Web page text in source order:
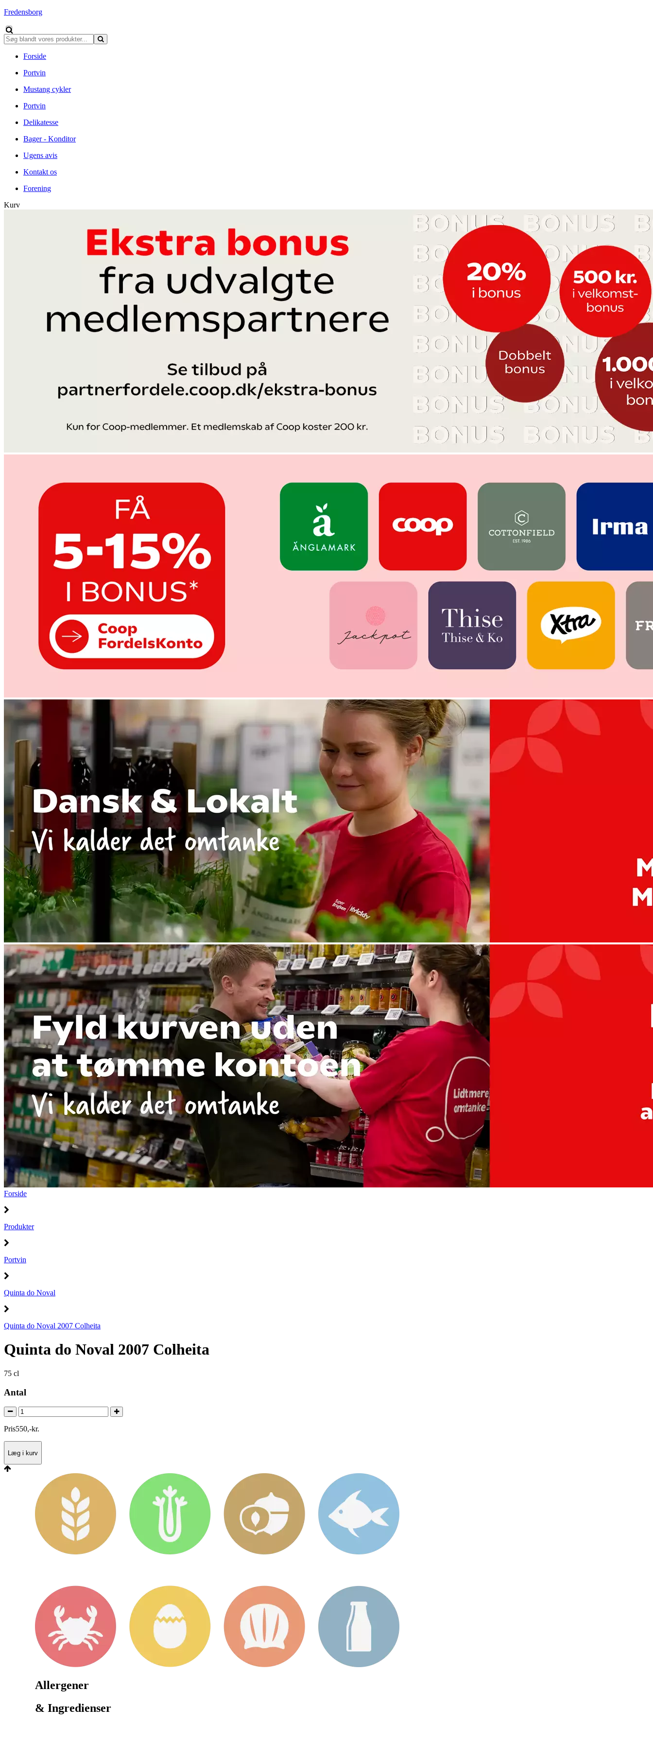
Fredensborg
Forside
Portvin
Mustang cykler
Portvin
Delikatesse
Bager - Konditor
Ugens avis
Kontakt os
Forening
Kurv
Forside
Produkter
Portvin
Quinta do Noval
Quinta do Noval 2007 Colheita
Quinta do Noval 2007 Colheita
75 cl
Antal
Pris550,-kr.
Læg i kurv
Allergener
& Ingredienser